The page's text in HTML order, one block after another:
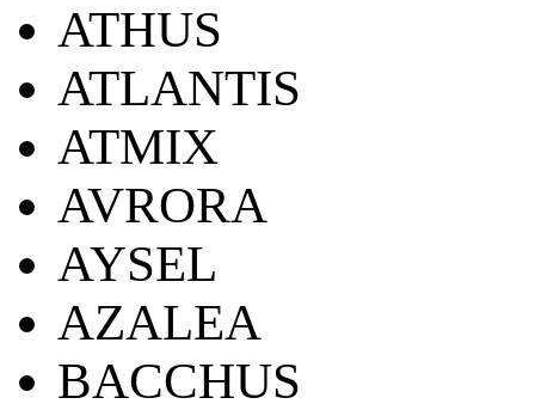
ATHUS
ATLANTIS
ATMIX
AVRORA
AYSEL
AZALEA
BACCHUS